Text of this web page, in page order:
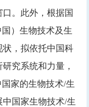
。此外，根据国
）生物技术及生
，拟依托中国科
究系统和力量，
家的生物技术/生
国家生物技术/生